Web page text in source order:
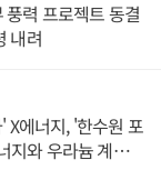
력 프로젝트 동결
내려
X에너지, '한수원 포
지와 우라늄 계약